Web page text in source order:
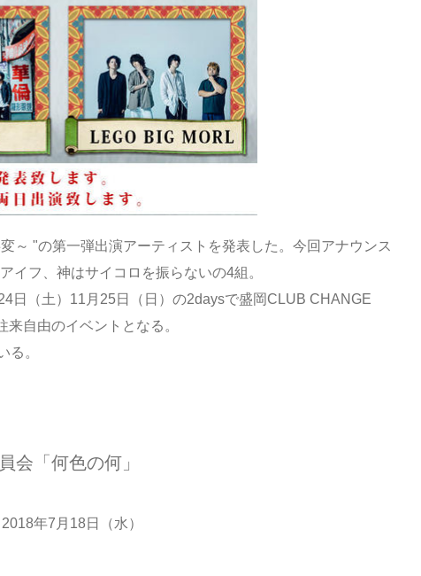
～ "の第一弾出演アーティストを発表した。今回アナウンス
イフ、神はサイコロを振らないの4組。
日（土）11月25日（日）の2daysで盛岡CLUB CHANGE
自由のイベントとなる。
る。
会「何色の何」
年7月18日（水）